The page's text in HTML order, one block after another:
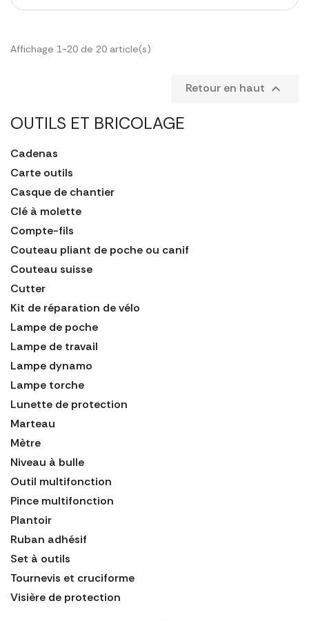
OUTILS ET BRICOLAGE
Cadenas
Carte outils
Casque de chantier
Clé à molette
Compte-fils
Couteau pliant de poche ou canif
Couteau suisse
Cutter
Kit de réparation de vélo
Lampe de poche
Lampe de travail
Lampe dynamo
Lampe torche
Lunette de protection
Marteau
Mètre
Niveau à bulle
Outil multifonction
Pince multifonction
Plantoir
Ruban adhésif
Set à outils
Tournevis et cruciforme
Visière de protection
Affichage 1-20 de 20 article(s)
Retour en haut 